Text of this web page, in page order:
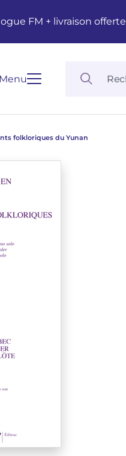
FM + livraison
Menu
folkloriques du Yunan